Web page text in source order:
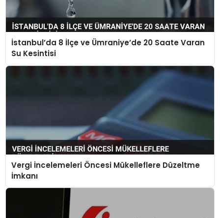
İstanbul’da 8 İlçe ve Ümraniye’de 20 Saate Varan
Su Kesintisi
Vergi İncelemeleri Öncesi Mükelleflere Düzeltme
İmkanı